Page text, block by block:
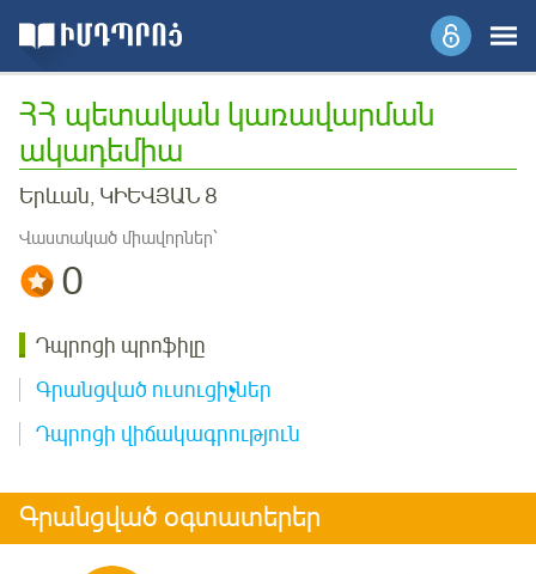
ՀՀ պետական կառավարման
ակադեմիա
Երևան, ԿԻԵՎՅԱՆ 8
Վաստակած միավորներ՝
0
Դպրոցի պրոֆիլը
Գրանցված ուսուցիչներ
Դպրոցի վիճակագրություն
Գրանցված օգտատերեր